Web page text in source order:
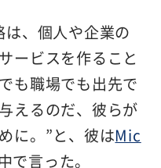
、個人や企業の
ービスを作ること
も職場でも出先で
えるのだ、彼らが
に。”と、彼はMic
で言った。